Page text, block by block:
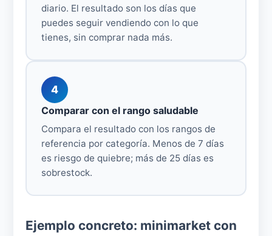
diario. El resultado son los días que
puedes seguir vendiendo con lo que
tienes, sin comprar nada más.
4
Comparar con el rango saludable
Compara el resultado con los rangos de
referencia por categoría. Menos de 7 días
es riesgo de quiebre; más de 25 días es
sobrestock.
Ejemplo concreto: minimarket con